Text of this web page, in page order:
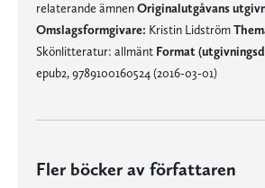
relaterande ämnenOriginalutgåvans
Omslagsformgivare: Kristin Lidström
Skönlitteratur: allmänt Format
epub2, 9789100160524 (2016-03-01)
Fler böcker av författaren